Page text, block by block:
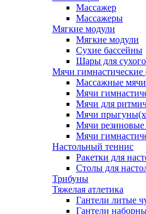
Массажер
Массажеры
Мягкие модули
Мягкие модули
Сухие бассейны
Шары для сухого
Мячи
Массажные мячи
Мячи
Мячи для
Мячи
Мячи резиновые
Мячи
Настольный теннис
Ракетки для
Столы для
Трибуны
Тяжелая атлетика
Гантели литые
Гантели